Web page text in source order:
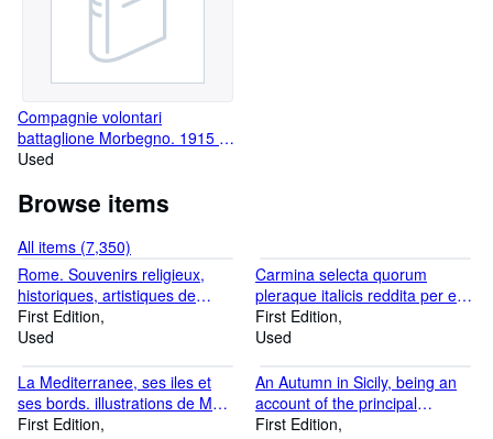
Compagnie volontari
battaglione Morbegno. 1915 -
1919. V Alpini.
Used
Browse items
All items (7,350)
Rome. Souvenirs religieux,
historiques, artistiques de
l'expedition francaise en 1849
et 1850.
First Edition
Used
Carmina selecta quorum
pleraque italicis reddita per eos
qui infra scripti sunt.
First Edition
Used
La Mediterranee, ses iles et
ses bords. illustrations de MM.
Rouargue freres.
First Edition
An Autumn in Sicily, being an
account of the principal
remains of antiquity existing in
First Edition